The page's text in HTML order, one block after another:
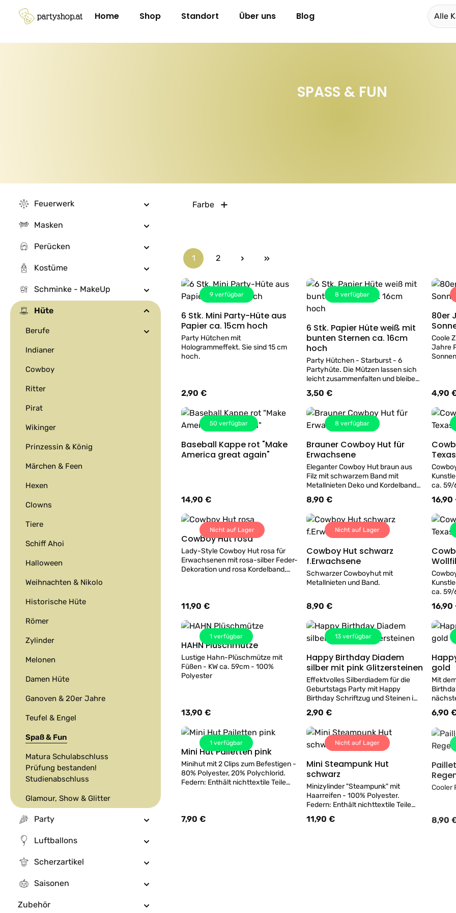
Hauptinhalt springen
Zur Suche springen
Zur Hauptnavigation springen
Home Shop Standort Über uns Blog Alle
SPASS & FUN
Feuerwerk
Masken
Perücken
Kostüme
Schminke - MakeUp
Hüte
Berufe
Indianer
Cowboy
Ritter
Pirat
Wikinger
Prinzessin & König
Märchen & Feen
Hexen
Clowns
Tiere
Schiff Ahoi
Halloween
Weihnachten & Nikolo
Historische Hüte
Römer
Zylinder
Melonen
Damen Hüte
Ganoven & 20er Jahre
Teufel & Engel
Spaß & Fun
Matura Schulabschluss
Prüfung bestanden!
Studienabschluss
Glamour, Show & Glitter
Party
Luftballons
Scherzartikel
Saisonen
Zubehör
Farbe
Seite
1
Seite
2
9 verfügbar
Details
6 Stk. Mini Party-Hüte aus
Papier ca. 15cm hoch
Party Hütchen mit
Hologrammeffekt. Sie sind 15 cm
hoch.
Regulärer Preis:
2,90 €
8 verfügbar
Details
6 Stk. Papier Hüte weiß mit
bunten Sternen ca. 16cm
hoch
Party Hütchen - Starburst - 6
Partyhüte. Die Mützen lassen sich
leicht zusammenfalten und bleiben
dank der elastischen Bänder fest
auf dem Kopf. Sie sind 16 cm hoch
und mit dem Starburst-Muster
bedruckt. Dieser Artikel besteht aus
FSC-Papier.
Regulärer Preis:
3,50 €
80er
Coole
Jahre
4,90
50 verfügbar
Details
Baseball Kappe rot "Make
America great again"
Regulärer Preis:
14,90 €
8 verfügbar
Details
Brauner Cowboy Hut für
Erwachsene
Eleganter Cowboy Hut braun aus
Filz mit schwarzem Band mit
Metallnieten Deko und Kordelband
Kopfweite 58-59cm Material 100%
Polyester
Regulärer Preis:
8,90 €
Texas
ca. 59/
16,90
Nicht auf Lager
Details
Cowboy Hut rosa
Lady-Style Cowboy Hut rosa für
Erwachsenen mit rosa-silber Feder-
Dekoration und rosa Kordelband,
Regulärer Preis:
11,90 €
Nicht auf Lager
Details
Cowboy Hut schwarz
f.Erwachsene
Schwarzer Cowboyhut mit
Metallnieten und Band.
Regulärer Preis:
8,90 €
ca. 59/
16,90
1 verfügbar
Details
HAHN Plüschmütze
Lustige Hahn-Plüschmütze mit
Füßen - KW ca. 59cm - 100%
Polyester
Regulärer Preis:
13,90 €
13 verfügbar
Details
Happy Birthday Diadem
silber mit pink Glitzersteinen
Effektvolles Silberdiadem für die
Geburtstags Party mit Happy
Birthday Schriftzug und Steinen im
coolen Pink!
Regulärer Preis:
2,90 €
gold
Mit
Band
einer
6,90
1 verfügbar
Details
Mini Hut Pailetten pink
Minihut mit 2 Clips zum Befestigen -
80% Polyester, 20% Polychlorid.
Federn: Enthält nichttextile Teile
Regulärer Preis:
7,90 €
Nicht auf Lager
Details
Mini Steampunk Hut
schwarz
Minizylinder "Steampunk" mit
Haarreifen - 100% Polyester.
Federn: Enthält nichttextile Teile
tierischen Ursprungs!
Regulärer Preis:
11,90 €
Cooler
8,90